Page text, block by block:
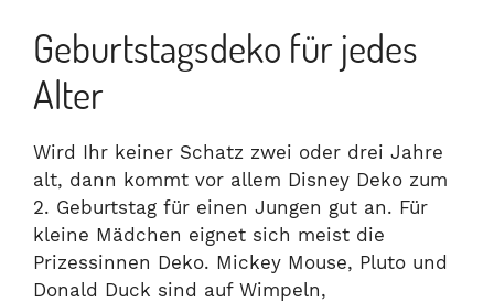
Geburtstagsdeko für jedes
Alter
Wird Ihr keiner Schatz zwei oder drei Jahre
alt, dann kommt vor allem Disney Deko zum
2. Geburtstag für einen Jungen gut an. Für
kleine Mädchen eignet sich meist die
Prizessinnen Deko. Mickey Mouse, Pluto und
Donald Duck sind auf Wimpeln,